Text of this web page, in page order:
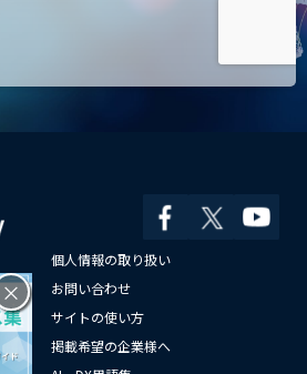
個人情報の取り扱い
お問い合わせ
サイトの使い方
掲載希望の企業様へ
×